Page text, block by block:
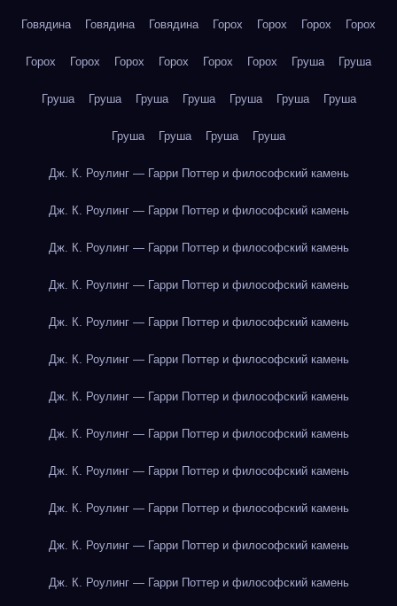
Говядина Говядина Говядина Горох Горох Горох Горох
Горох Горох Горох Горох Горох Горох Груша Груша
Груша Груша Груша Груша Груша Груша Груша
Груша Груша Груша Груша
Дж. К. Роулинг — Гарри Поттер и философский камень
Дж. К. Роулинг — Гарри Поттер и философский камень
Дж. К. Роулинг — Гарри Поттер и философский камень
Дж. К. Роулинг — Гарри Поттер и философский камень
Дж. К. Роулинг — Гарри Поттер и философский камень
Дж. К. Роулинг — Гарри Поттер и философский камень
Дж. К. Роулинг — Гарри Поттер и философский камень
Дж. К. Роулинг — Гарри Поттер и философский камень
Дж. К. Роулинг — Гарри Поттер и философский камень
Дж. К. Роулинг — Гарри Поттер и философский камень
Дж. К. Роулинг — Гарри Поттер и философский камень
Дж. К. Роулинг — Гарри Поттер и философский камень